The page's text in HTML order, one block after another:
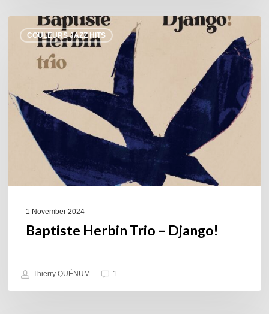
COULEURS JAZZ HITS
Baptiste
Herbin
1 November 2024
Baptiste Herbin Trio – Django!
Thierry QUÉNUM 1